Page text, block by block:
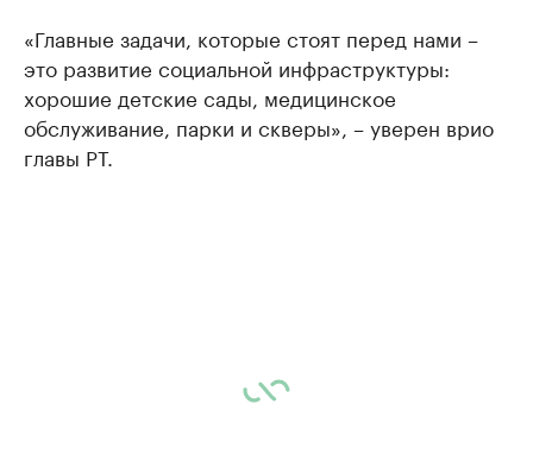
«Главные задачи, которые стоят перед нами –
это развитие социальной инфраструктуры:
хорошие детские сады, медицинское
обслуживание, парки и скверы», – уверен врио
главы РТ.